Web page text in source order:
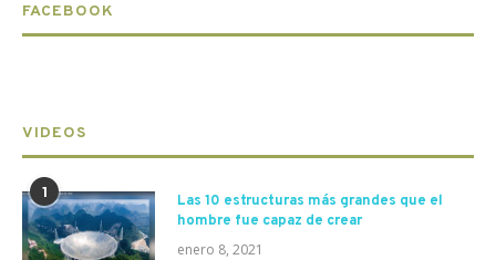
FACEBOOK
VIDEOS
1
Las 10 estructuras más grandes que el
hombre fue capaz de crear
enero 8, 2021